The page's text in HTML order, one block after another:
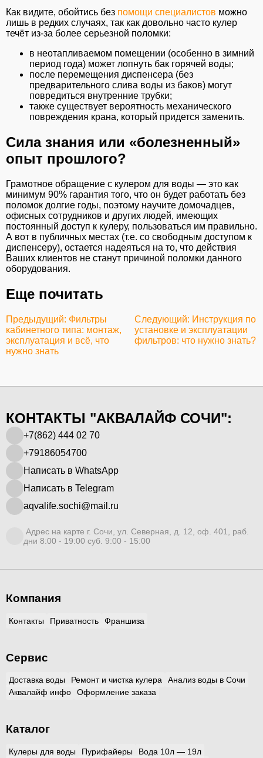
Как видите, обойтись без помощи специалистов можно
лишь в редких случаях, так как довольно часто кулер
течёт из-за более серьезной поломки:
в неотапливаемом помещении (особенно в зимний
период года) может лопнуть бак горячей воды;
после перемещения диспенсера (без
предварительного слива воды из баков) могут
повредиться внутренние трубки;
также существует вероятность механического
повреждения крана, который придется заменить.
Сила знания или «болезненный»
опыт прошлого?
Грамотное обращение с кулером для воды — это как
минимум 90% гарантия того, что он будет работать без
поломок долгие годы, поэтому научите домочадцев,
офисных сотрудников и других людей, имеющих
постоянный доступ к кулеру, пользоваться им правильно.
А вот в публичных местах (т.е. со свободным доступом к
диспенсеру), остается надеяться на то, что действия
Ваших клиентов не станут причиной поломки данного
оборудования.
Еще почитать
Следующий: Инструкция по
установке и эксплуатации
фильтров: что нужно знать?
Предыдущий: Фильтры
кабинетного типа: монтаж,
эксплуатация и всё, что
нужно знать
КОНТАКТЫ "АКВАЛАЙФ СОЧИ":
+7(862) 444 02 70
+79186054700
Написать в WhatsApp
Написать в Telegram
aqvalife.sochi@mail.ru
Адрес на карте г. Сочи, ул. Северная, д. 12, оф. 401, раб.
дни 8:00 - 19:00 суб. 9:00 - 15:00
Компания
Контакты Приватность Франшиза
Сервис
Доставка воды Ремонт и чистка кулера
Анализ воды в Сочи
Аквалайф инфо
Оформление заказа
Каталог
Кулеры для воды Пурифайеры
Вода 10л — 19л